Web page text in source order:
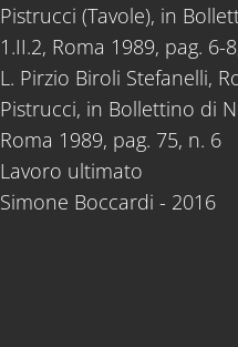
Pistrucci (Tavole), in
1.II.2, Roma 1989, pag. 6-
L. Pirzio Biroli Stefanelli,
Pistrucci, in Bollettino di
Roma 1989, pag. 75, n. 6
Lavoro ultimato
Simone Boccardi - 2016